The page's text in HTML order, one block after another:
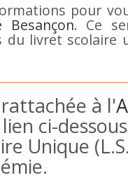
pour
Besançon. Ce
livret scolaire
à l'
ci-
Unique